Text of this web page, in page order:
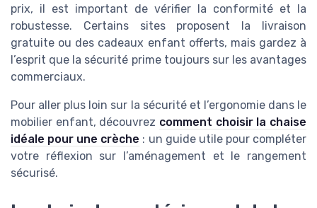
prix, il est important de vérifier la conformité et la
robustesse. Certains sites proposent la livraison
gratuite ou des cadeaux enfant offerts, mais gardez à
l’esprit que la sécurité prime toujours sur les avantages
commerciaux.
Pour aller plus loin sur la sécurité et l’ergonomie dans le
mobilier enfant, découvrez comment choisir la chaise
idéale pour une crèche : un guide utile pour compléter
votre réflexion sur l’aménagement et le rangement
sécurisé.